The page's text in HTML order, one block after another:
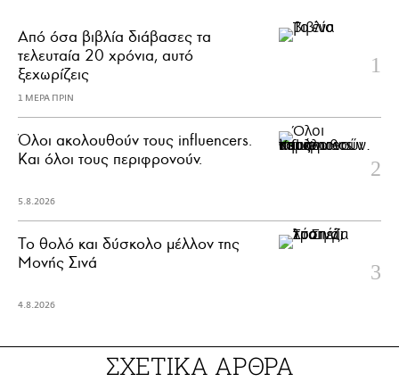
Από όσα βιβλία διάβασες τα
τελευταία 20 χρόνια, αυτό
ξεχωρίζεις
1 ΜΕΡΑ ΠΡΙΝ
Όλοι ακολουθούν τους influencers.
Και όλοι τους περιφρονούν.
5.8.2026
Το θολό και δύσκολο μέλλον της
Μονής Σινά
4.8.2026
ΣΧΕΤΙΚΑ ΑΡΘΡΑ